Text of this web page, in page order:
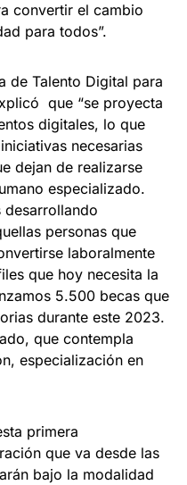
convertir el cambio
para todos”.
de Talento Digital para
que “se proyecta
digitales, lo que
necesarias
dejan de realizarse
especializado.
desarrollando
personas que
laboralmente
que hoy necesita la
5.500 becas que
durante este 2023.
que contempla
especialización en
primera
que va desde las
bajo la modalidad